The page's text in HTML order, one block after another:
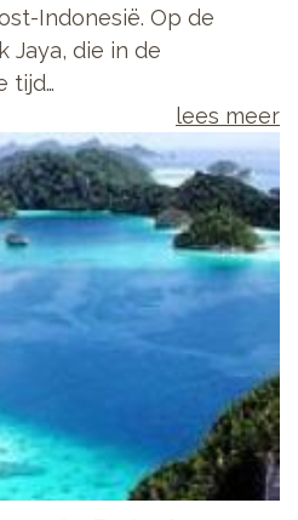
Indonesië. Op de
Jaya, die in de
tijd…
lees meer